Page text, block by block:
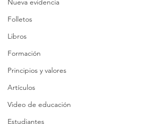
Nueva evidencia
Folletos
Libros
Formación
Principios y valores
Artículos
Video de educación
Estudiantes